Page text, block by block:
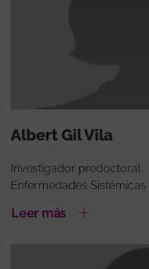
Albert Gil Vila
Investigador predoctoral
Enfermedades Sistémicas
Leer más